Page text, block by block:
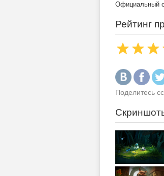
Официальный
Рейтинг
Поделитесь